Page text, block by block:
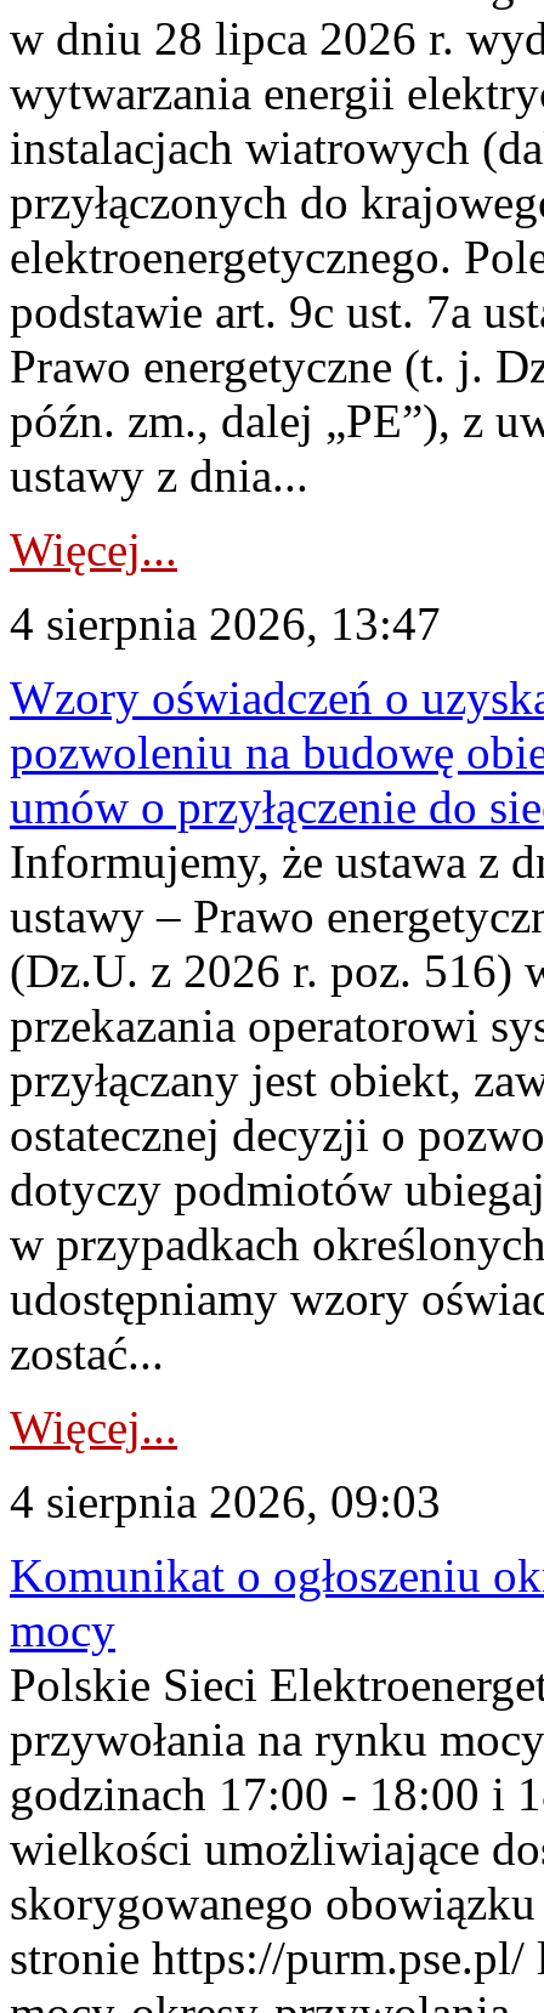
w dniu 28 lipca 2026 r.
wytwarzania energii
instalacjach wiatrowych
przyłączonych do
elektroenergetycznego.
podstawie art. 9c ust. 7a
Prawo energetyczne (t. j.
późn. zm., dalej „PE”), z
ustawy z dnia...
Więcej...
4 sierpnia 2026, 13:47
Wzory oświadczeń o
pozwoleniu na budowę
umów o przyłączenie do
Informujemy, że ustawa z
ustawy – Prawo
(Dz.U. z 2026 r. poz. 516)
przekazania operatorowi
przyłączany jest obiekt,
ostatecznej decyzji o
dotyczy podmiotów
w przypadkach
udostępniamy wzory
zostać...
Więcej...
4 sierpnia 2026, 09:03
Komunikat o ogłoszeniu
mocy
Polskie Sieci
przywołania na rynku
godzinach 17:00 - 18:00 i
wielkości umożliwiające
skorygowanego
stronie https://